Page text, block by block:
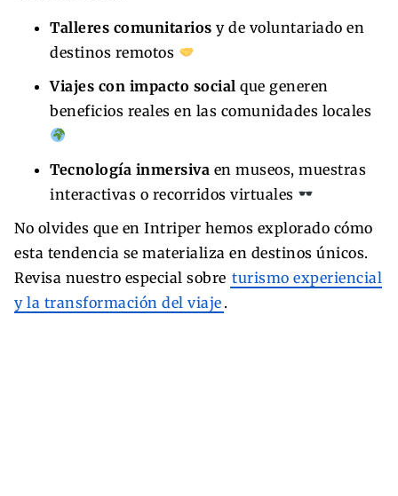
Talleres comunitarios y de voluntariado en
destinos remotos
Viajes con impacto social que generen
beneficios reales en las comunidades locales
Tecnología inmersiva en museos, muestras
interactivas o recorridos virtuales
No olvides que en Intriper hemos explorado cómo
esta tendencia se materializa en destinos únicos.
Revisa nuestro especial sobre turismo experiencial
y la transformación del viaje .